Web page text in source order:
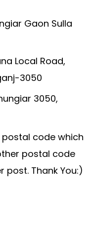
Gaon Sulla
Local Road,
3050
3050,
code which
postal code
post. Thank You:)